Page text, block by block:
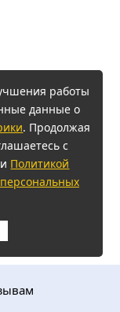
работы
данные о
. Продолжая
с
и Политикой